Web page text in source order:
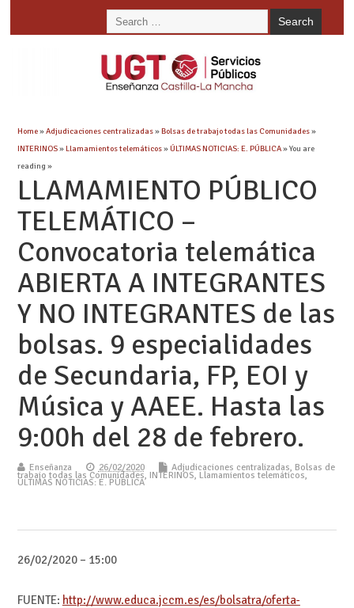
Home»Adjudicaciones centralizadas»Bolsas de trabajo todas las Comunidades»
INTERINOS»Llamamientos telemáticos»ÚLTIMAS NOTICIAS: E. PÚBLICA» You are
reading »
LLAMAMIENTO PÚBLICO
TELEMÁTICO –
Convocatoria telemática
ABIERTA A INTEGRANTES
Y NO INTEGRANTES de las
bolsas. 9 especialidades
de Secundaria, FP, EOI y
Música y AAEE. Hasta las
9:00h del 28 de febrero.
Enseñanza 26/02/2020 Adjudicaciones centralizadas, Bolsas de
trabajo todas las Comunidades, INTERINOS, Llamamientos telemáticos,
ÚLTIMAS NOTICIAS: E. PÚBLICA
26/02/2020 – 15:00
FUENTE: http://www.educa.jccm.es/es/bolsatra/oferta-